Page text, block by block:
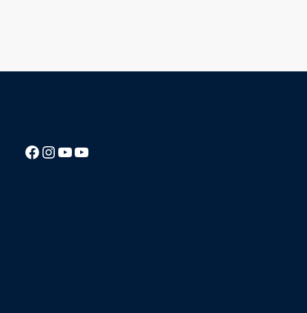
Посилання на Facebook сторінку ліцею
Instagram
Посилання на YouTube канал ліцеюПосилання на YouTube канал ліцею